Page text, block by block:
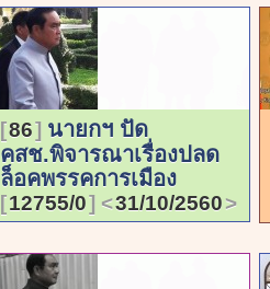
86
นายกฯ ปัด
คสช.พิจารณาเรื่องปลด
ล็อคพรรคการเมือง
12755/0 31/10/2560